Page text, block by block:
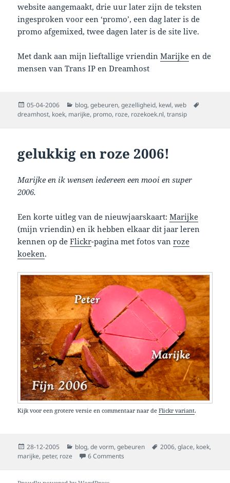
website aangemaakt, drie uur later zijn de teksten
ingesproken voor een ‘promo’, een dag later is de
promo afgemixed, twee dagen later is de site live.
Met dank aan mijn lieftallige vriendinMarijke en de
mensen van Trans IP en Dreamhost
Posted
on
05-04-2006 Categories
blog,gebeuren,gezelligheid, kewl,web
dreamhost, koek, marijke, promo, roze, rozekoek.nl,transip
gelukkig en roze 2006!
Marijke en ik wensen iedereen een mooi en super
2006.
Een korte uitleg van de nieuwjaarskaart:Marijke
(mijn vriendin) en ik hebben elkaar dit jaar leren
kennen op deFlickr-pagina met fotos vanroze
koeken.
Kijk voor een grotere versie en commentaar naar deFlickr variant.
Posted
on
28-12-2005 Categories
blog,de vorm,gebeuren Tags
2006,glace, koek,
marijke, peter, roze 6 Comments